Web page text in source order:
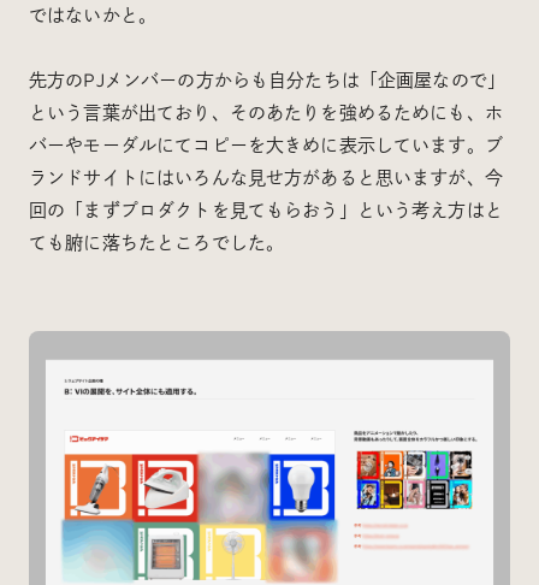
ではないかと。
先方のPJメンバーの方からも自分たちは「企画屋なので」
という言葉が出ており、そのあたりを強めるためにも、ホ
バーやモーダルにてコピーを大きめに表示しています。ブ
ランドサイトにはいろんな見せ方があると思いますが、今
回の「まずプロダクトを見てもらおう」という考え方はと
ても腑に落ちたところでした。